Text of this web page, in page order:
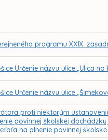
programu XXIX.
Určenie názvu ulice „Ulica na
Určenie názvu ulice
proti niektorým
povinnej školskej
na plnenie povinnej školske